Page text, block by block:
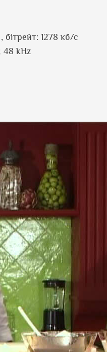
бітрейт: 1278 кб/с
48 kHz